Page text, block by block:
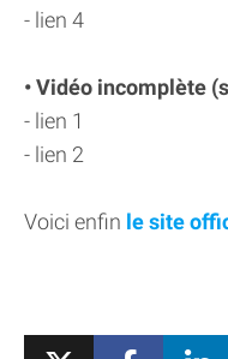
- lien 4
• Vidéo incomplète
- lien 1
- lien 2
Voici enfin le site